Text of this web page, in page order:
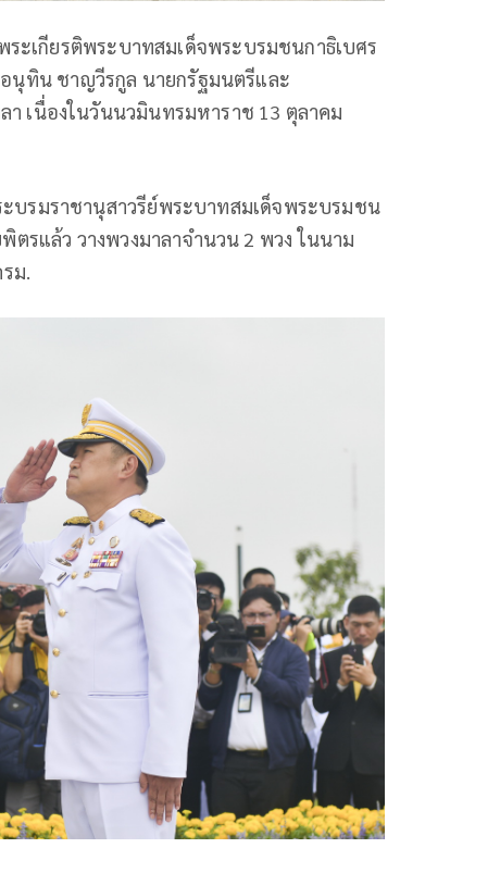
ระเกียรติพระบาทสมเด็จพระบรมชนกาธิเบศร
ทิน ชาญวีรกูล นายกรัฐมนตรีและ
เนื่องในวันนวมินทรมหาราช 13 ตุลาคม
บรมราชานุสาวรีย์พระบาทสมเด็จพระบรมชน
รแล้ว วางพวงมาลาจำนวน 2 พวง ในนาม
ม.